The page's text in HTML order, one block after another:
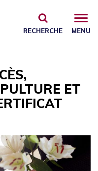
MENU
RECHERCHE
ET